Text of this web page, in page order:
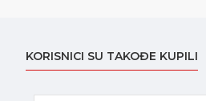
KORISNICI SU TAKOĐE KUPILI